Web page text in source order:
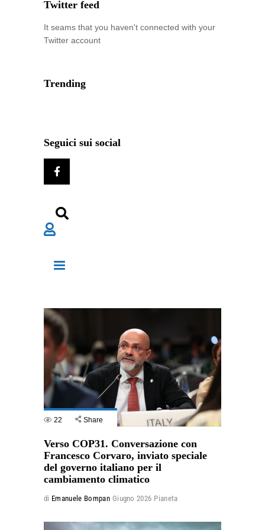
Twitter feed
It seams that you haven't connected with your
Twitter account
Trending
Seguici sui social
22 Share
Verso COP31. Conversazione con
Francesco Corvaro, inviato speciale
del governo italiano per il
cambiamento climatico
di Emanuele Bompan Giugno 2026 Pianeta